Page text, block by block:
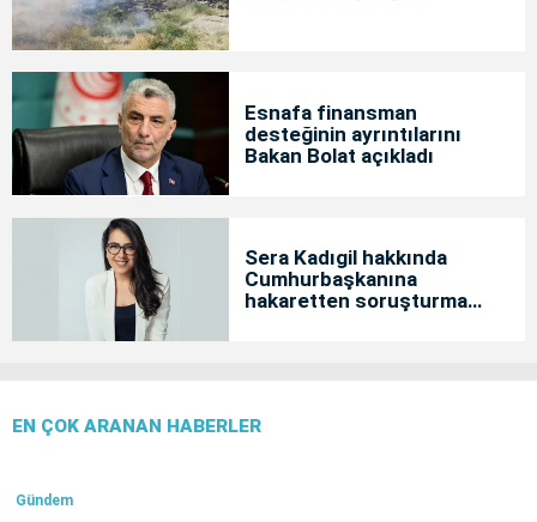
Esnafa finansman
desteğinin ayrıntılarını
Bakan Bolat açıkladı
Sera Kadıgil hakkında
Cumhurbaşkanına
hakaretten soruşturma
EN ÇOK ARANAN HABERLER
Gündem